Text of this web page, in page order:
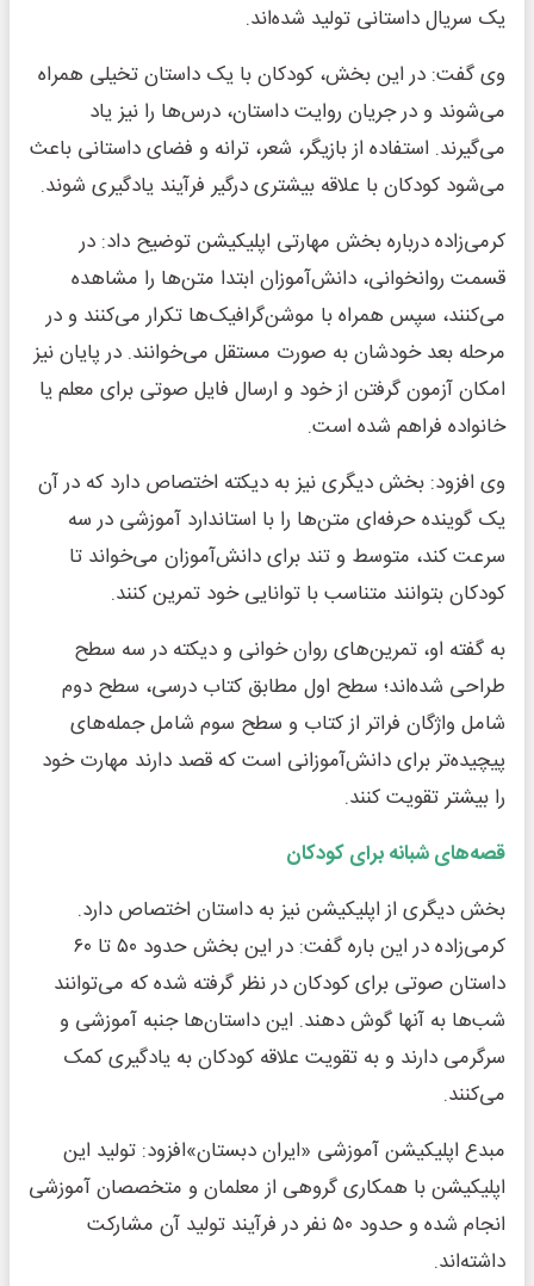
یک سریال داستانی تولید شده‌اند.
وی گفت: در این بخش، کودکان با یک داستان تخیلی همراه
می‌شوند و در جریان روایت داستان، درس‌ها را نیز یاد
می‌گیرند. استفاده از بازیگر، شعر، ترانه و فضای داستانی باعث
می‌شود کودکان با علاقه بیشتری درگیر فرآیند یادگیری شوند.
کرمی‌زاده درباره بخش مهارتی اپلیکیشن توضیح داد: در
قسمت روانخوانی، دانش‌آموزان ابتدا متن‌ها را مشاهده
می‌کنند، سپس همراه با موشن‌گرافیک‌ها تکرار می‌کنند و در
مرحله بعد خودشان به صورت مستقل می‌خوانند. در پایان نیز
امکان آزمون گرفتن از خود و ارسال فایل صوتی برای معلم یا
خانواده فراهم شده است.
وی افزود: بخش دیگری نیز به دیکته اختصاص دارد که در آن
یک گوینده حرفه‌ای متن‌ها را با استاندارد آموزشی در سه
سرعت کند، متوسط و تند برای دانش‌آموزان می‌خواند تا
کودکان بتوانند متناسب با توانایی خود تمرین کنند.
به گفته او، تمرین‌های روان خوانی و دیکته در سه سطح
طراحی شده‌اند؛ سطح اول مطابق کتاب درسی، سطح دوم
شامل واژگان فراتر از کتاب و سطح سوم شامل جمله‌های
پیچیده‌تر برای دانش‌آموزانی است که قصد دارند مهارت خود
را بیشتر تقویت کنند.
قصه‌های شبانه برای کودکان
بخش دیگری از اپلیکیشن نیز به داستان اختصاص دارد.
کرمی‌زاده در این باره گفت: در این بخش حدود ۵۰ تا ۶۰
داستان صوتی برای کودکان در نظر گرفته شده که می‌توانند
شب‌ها به آنها گوش دهند. این داستان‌ها جنبه آموزشی و
سرگرمی دارند و به تقویت علاقه کودکان به یادگیری کمک
می‌کنند.
مبدع اپلیکیشن آموزشی «ایران دبستان»افزود: تولید این
اپلیکیشن با همکاری گروهی از معلمان و متخصصان آموزشی
انجام شده و حدود ۵۰ نفر در فرآیند تولید آن مشارکت
داشته‌اند.